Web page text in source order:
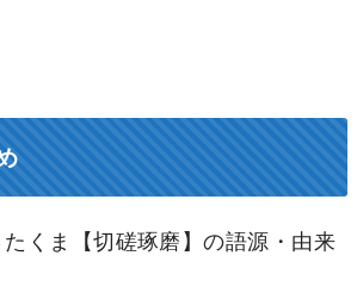
くま【切磋琢磨】の語源・由来